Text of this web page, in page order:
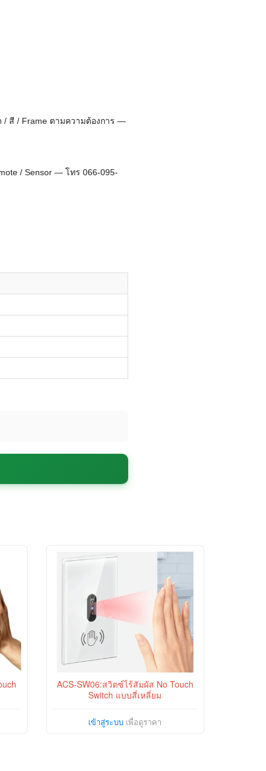
/ สี / Frame ตามความต้องการ —
/ Sensor — โทร 066-095-
ACS-SW06:สวิตซ์ไร้สัมผัส No Touch
Switch แบบสี่เหลี่ยม
เข้าสู่ระบบ เพื่อดูราคา